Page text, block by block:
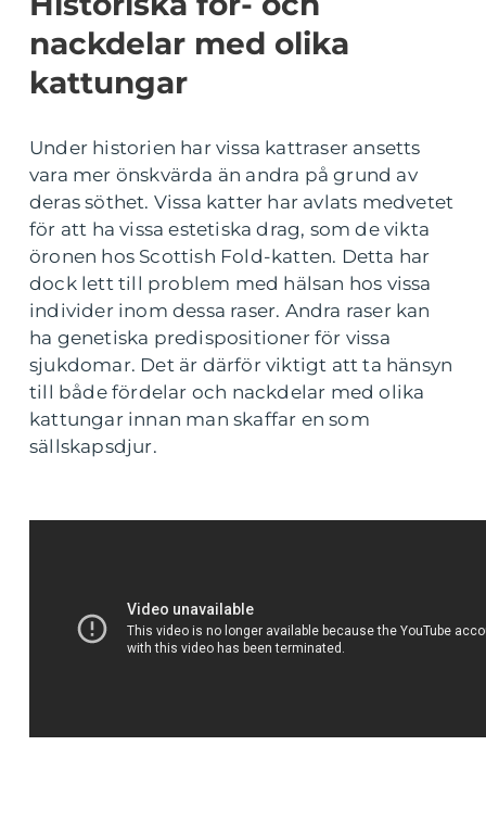
nackdelar med olika
kattungar
Under historien har vissa kattraser ansetts
vara mer önskvärda än andra på grund av
deras söthet. Vissa katter har avlats medvetet
för att ha vissa estetiska drag, som de vikta
öronen hos Scottish Fold-katten. Detta har
dock lett till problem med hälsan hos vissa
individer inom dessa raser. Andra raser kan
ha genetiska predispositioner för vissa
sjukdomar. Det är därför viktigt att ta hänsyn
till både fördelar och nackdelar med olika
kattungar innan man skaffar en som
sällskapsdjur.